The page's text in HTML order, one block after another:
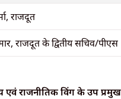
राजदूत
राजदूत के द्वितीय सचिव/पीएस
एवं राजनीतिक विंग के उप प्रमुख